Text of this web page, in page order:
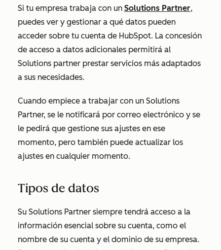
Si tu empresa trabaja con un Solutions Partner,
puedes ver y gestionar a qué datos pueden
acceder sobre tu cuenta de HubSpot. La concesión
de acceso a datos adicionales permitirá al
Solutions partner prestar servicios más adaptados
a sus necesidades.
Cuando empiece a trabajar con un Solutions
Partner, se le notificará por correo electrónico y se
le pedirá que gestione sus ajustes en ese
momento, pero también puede actualizar los
ajustes en cualquier momento.
Tipos de datos
Su Solutions Partner siempre tendrá acceso a la
información esencial sobre su cuenta, como el
nombre de su cuenta y el dominio de su empresa.